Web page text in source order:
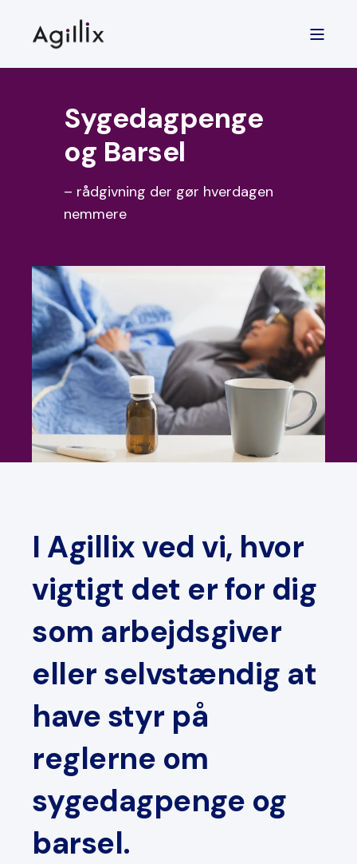
Sygedag­penge
og Barsel
– rådgivning der gør hverdagen
nemmere
I Agillix ved vi, hvor
vigtigt det er for dig
som arbejdsgiver
eller selvstændig at
have styr på
reglerne om
sygedagpenge og
barsel.